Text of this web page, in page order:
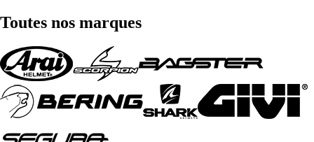
Toutes nos marques